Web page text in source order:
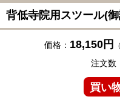
背低寺院用スツール(
価格： 18,150円
注文数